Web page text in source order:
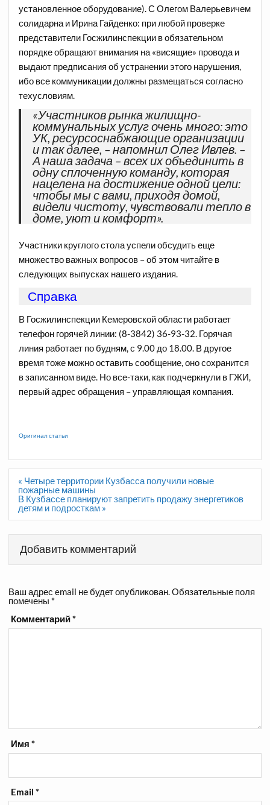
установленное оборудование). С Олегом Валерьевичем
солидарна и Ирина Гайденко: при любой проверке
представители Госжилинспекции в обязательном
порядке обращают внимания на «висящие» провода и
выдают предписания об устранении этого нарушения,
ибо все коммуникации должны размещаться согласно
техусловиям.
«Участников рынка жилищно-
коммунальных услуг очень много: это
УК, ресурсоснабжающие организации
и так далее, – напомнил Олег Ивлев. –
А наша задача – всех их объединить в
одну сплоченную команду, которая
нацелена на достижение одной цели:
чтобы мы с вами, приходя домой,
видели чистоту, чувствовали тепло в
доме, уют и комфорт».
Участники круглого стола успели обсудить еще
множество важных вопросов – об этом читайте в
следующих выпусках нашего издания.
Справка
В Госжилинспекции Кемеровской области работает
телефон горячей линии: (8-3842) 36-93-32. Горячая
линия работает по будням, с 9.00 до 18.00. В другое
время тоже можно оставить сообщение, оно сохранится
в записанном виде. Но все-таки, как подчеркнули в ГЖИ,
первый адрес обращения – управляющая компания.
Оригинал статьи
Навигация
по
записям
« Четыре территории Кузбасса получили новые
пожарные машины
В Кузбассе планируют запретить продажу энергетиков
детям и подросткам »
Добавить комментарий
Ваш адрес email не будет опубликован.Обязательные поля
помечены *
Комментарий*
Имя*
Email*